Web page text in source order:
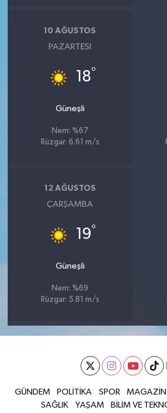
10 AĞUSTOS
PAZARTESI
18°
Güneşli
Nem: %67
Rüzgar: 6.61 m/s
12 AĞUSTOS
ÇARŞAMBA
19°
Güneşli
Nem: %69
Rüzgar: 5.81 m/s
GÜNDEM POLİTİKA SPOR MAGAZİN
SAĞLIK
YAŞAM BİLİM VE